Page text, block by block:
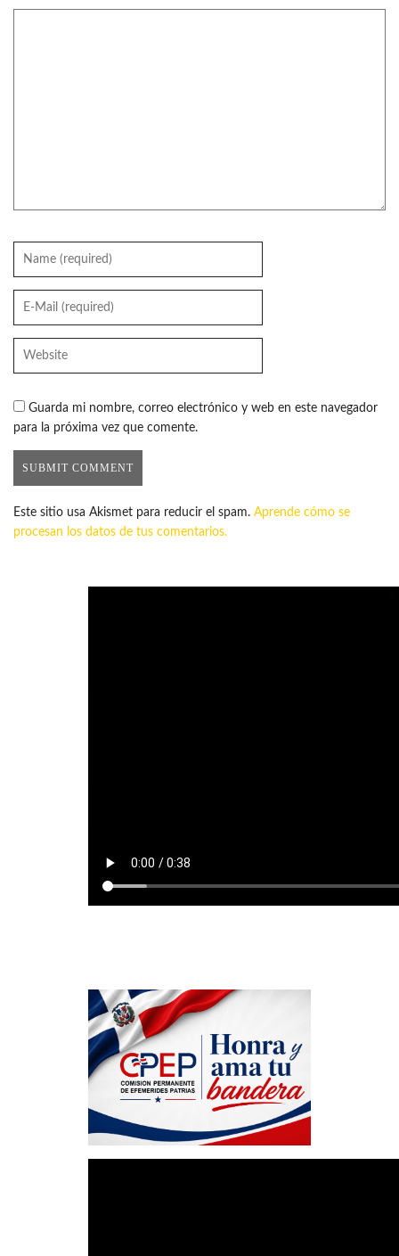
Guarda mi nombre, correo electrónico y web en este navegador
para la próxima vez que comente.
Este sitio usa Akismet para reducir el spam. Aprende cómo se
procesan los datos de tus comentarios.